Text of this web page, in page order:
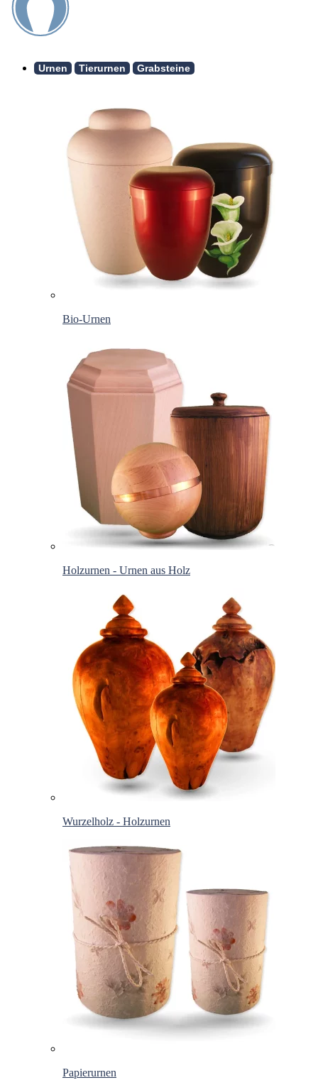
Urnen Tierurnen Grabsteine
Bio-Urnen
Holzurnen - Urnen aus Holz
Wurzelholz - Holzurnen
Papierurnen